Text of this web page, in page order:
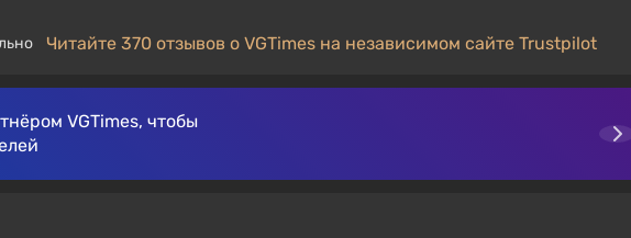
Читайте 370 отзывов о VGTimes на независимом сайте Trustpilot
VGTimes, чтобы